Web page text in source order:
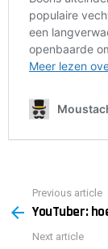
more
Previous article
YouTuber:
Next article